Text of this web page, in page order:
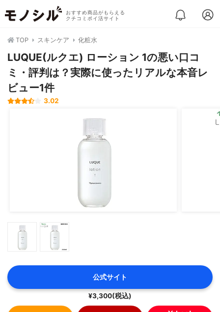
おすすめ商品がもらえる
クチコミポイ活サイト
TOP スキンケア 化粧水
LUQUE(ルクエ) ローション 1の悪い口コ
ミ・評判は？実際に使ったリアルな本音レ
ビュー1件
3.02
公式サイト
¥3,300(税込)